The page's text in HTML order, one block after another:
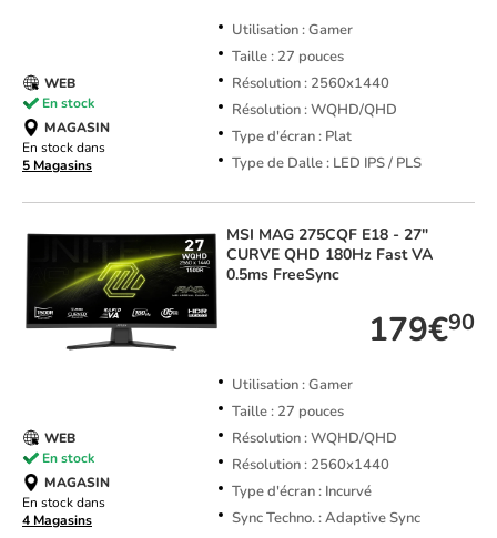
Utilisation : Gamer
Taille : 27 pouces
Résolution : 2560x1440
Résolution : WQHD/QHD
Type d'écran : Plat
Type de Dalle : LED IPS / PLS
WEB
En stock
MAGASIN
En stock dans
5 Magasins
MSI MAG 275CQF E18 - 27"
CURVE QHD 180Hz Fast VA
0.5ms FreeSync
179€90
Utilisation : Gamer
Taille : 27 pouces
Résolution : WQHD/QHD
Résolution : 2560x1440
Type d'écran : Incurvé
Sync Techno. : Adaptive Sync
WEB
En stock
MAGASIN
En stock dans
4 Magasins